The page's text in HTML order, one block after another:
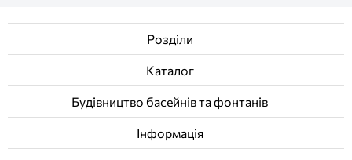
Розділи
Каталог
Будівництво басейнів та фонтанів
Інформація